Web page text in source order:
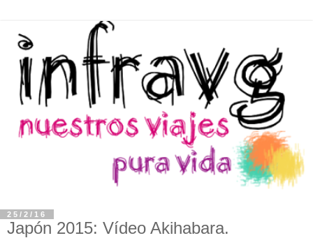
25/2/16
Japón 2015: Vídeo Akihabara.